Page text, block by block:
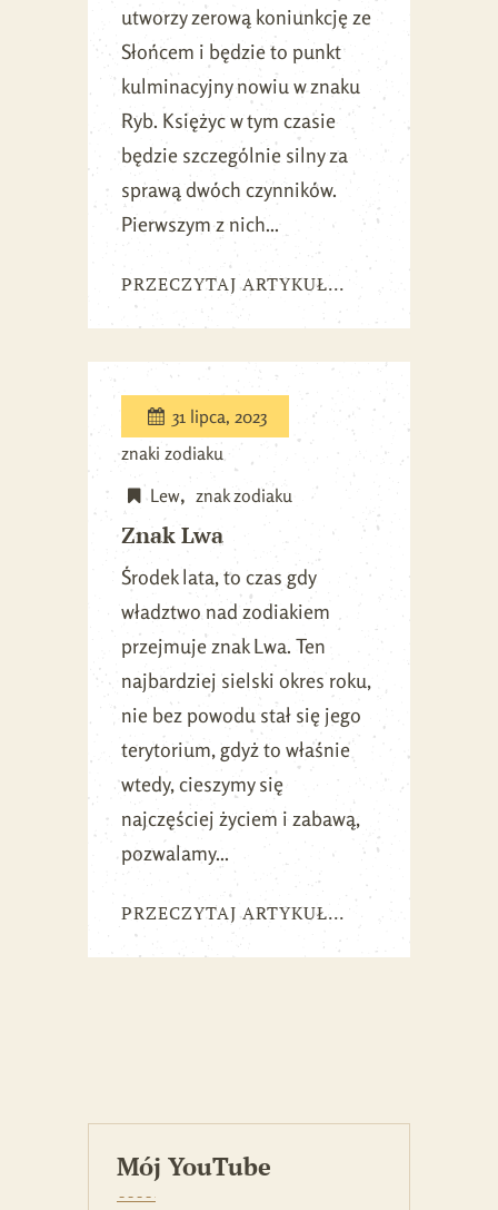
utworzy zerową koniunkcję ze
Słońcem i będzie to punkt
kulminacyjny nowiu w znaku
Ryb. Księżyc w tym czasie
będzie szczególnie silny za
sprawą dwóch czynników.
Pierwszym z nich...
PRZECZYTAJ ARTYKUŁ...
31 lipca, 2023
znaki zodiaku
Lew
znak zodiaku
Znak Lwa
Środek lata, to czas gdy
władztwo nad zodiakiem
przejmuje znak Lwa. Ten
najbardziej sielski okres roku,
nie bez powodu stał się jego
terytorium, gdyż to właśnie
wtedy, cieszymy się
najczęściej życiem i zabawą,
pozwalamy...
PRZECZYTAJ ARTYKUŁ...
Mój YouTube